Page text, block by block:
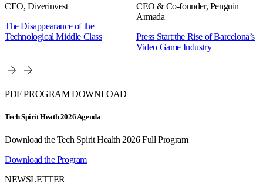
CEO, Diverinvest
The Disappearance of the
Technological Middle Class
CEO & Co-founder, Penguin
Armada
Press Start:the Rise of Barcelona’s
Video Game Industry
PDF PROGRAM DOWNLOAD
Tech Spirit Heath 2026 Agenda
Download the Tech Spirit Health 2026 Full Program
Download the Program
NEWSLETTER